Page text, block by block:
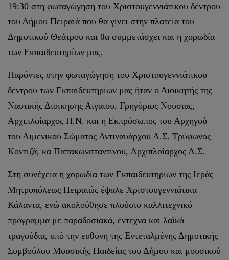
19:30 στη φωταγώγηση του Χριστουγεννιάτικου δέντρου
του Δήμου Πειραιά που θα γίνει στην πλατεία του
Δημοτικού Θεάτρου και θα συμμετάσχει και η χορωδία
των Εκπαιδευτηρίων μας.
Παρόντες στην φωταγώγηση του Χριστουγεννιάτικου
δέντρου των Εκπαιδευτηρίων μας ήταν ο Διοικητής της
Ναυτικής Διοίκησης Αιγαίου, Γρηγόριος Νούσιας,
Αρχιπλοίαρχος Π.Ν. και η Εκπρόσωπος του Αρχηγού
του Λιμενικού Σώματος Αντιναυάρχου Λ.Σ. Τρύφωνος
Κοντιζά, κα Παπακωνσταντίνου, Αρχιπλοίαρχος Λ.Σ.
Στη συνέχεια η χορωδία των Εκπαιδευτηρίων της Ιεράς
Μητροπόλεως Πειραιώς έψαλε Χριστουγεννιάτικα
Κάλαντα, ενώ ακολούθησε πλούσιο καλλιτεχνικό
πρόγραμμα με παραδοσιακά, έντεχνα και λαϊκά
τραγούδια, υπό την ευθύνη της Εντεταλμένης Δημοτικής
Συμβούλου Μουσικής Παιδείας του Δήμου και μουσικού